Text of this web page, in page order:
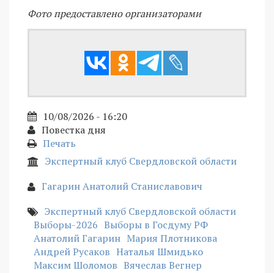
Фото предоставлено организаторами
10/08/2026 - 16:20
Повестка дня
Печать
Экспертный клуб Свердловской области
Гагарин Анатолий Станиславович
Экспертный клуб Свердловской области
Выборы-2026 Выборы в Госдуму РФ
Анатолий Гагарин Мария Плотникова
Андрей Русаков Наталья Шмидько
Максим Шоломов Вячеслав Вегнер